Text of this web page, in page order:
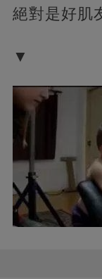
絕對是好肌
▼